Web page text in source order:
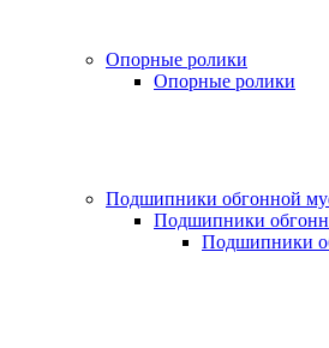
Опорные ролики
Опорные ролики
Подшипники обгонной
Подшипники
Подшипники